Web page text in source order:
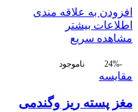
افزودن به علاقه مندی
اطلاعات بیشتر
مشاهده سریع
-24% ناموجود
مقایسه
مغز پسته ریز وگندمی